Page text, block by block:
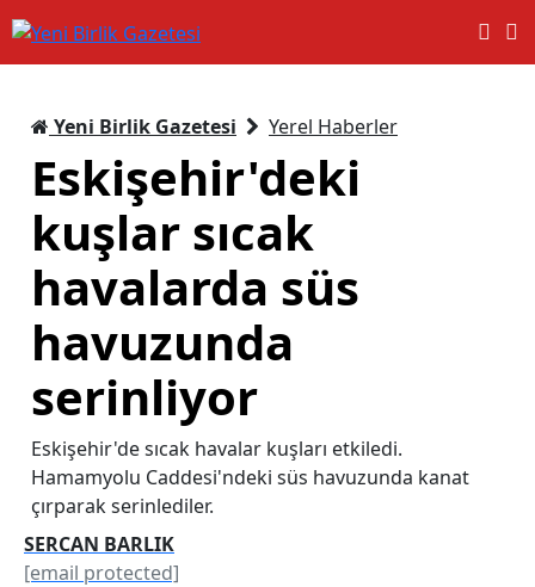
Yeni Birlik Gazetesi Yerel Haberler
Eskişehir'deki
kuşlar sıcak
havalarda süs
havuzunda
serinliyor
Eskişehir'de sıcak havalar kuşları etkiledi.
Hamamyolu Caddesi'ndeki süs havuzunda kanat
çırparak serinlediler.
SERCAN BARLIK
[email protected]